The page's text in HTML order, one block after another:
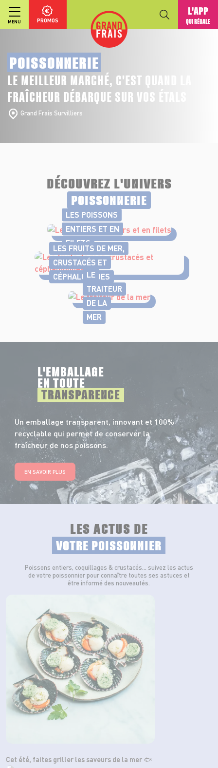
MENU PROMOS
L'APP
QUI RÉGALE
POISSONNERIE
LE MEILLEUR MARCHÉ, C'EST QUAND LA
FRAÎCHEUR DÉBARQUE SUR VOS ÉTALS
Grand Frais Survilliers
DÉCOUVREZ L'UNIVERS
POISSONNERIE
LES POISSONS
ENTIERS ET EN
FILETS
LES FRUITS DE MER,
CRUSTACÉS ET
CÉPHALOPODES
LE
TRAITEUR
DE LA
MER
L'EMBALLAGE
EN TOUTE
TRANSPARENCE
Un emballage transparent, innovant et 100%
recyclable qui permet de conserver la
fraîcheur de nos poissons.
EN SAVOIR PLUS
LES ACTUS DE
VOTRE POISSONNIER
Poissons entiers, coquillages & crustacés… suivez les actus
de votre poissonnier pour connaître toutes ses astuces et
être informé des nouveautés.
Cet été, faites griller les saveurs de la mer 🐟